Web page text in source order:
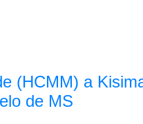
(HCMM) a
de MS